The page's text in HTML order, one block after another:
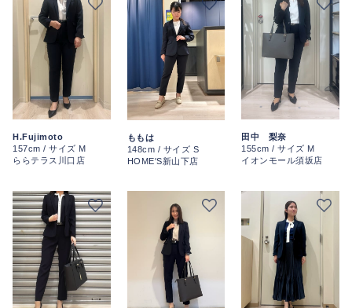
H.Fujimoto
157cm / サイズ M
ららテラス川口店
ももは
148cm / サイズ S
HOME'S新山下店
田中 梨奈
155cm / サイズ M
イオンモール須坂店